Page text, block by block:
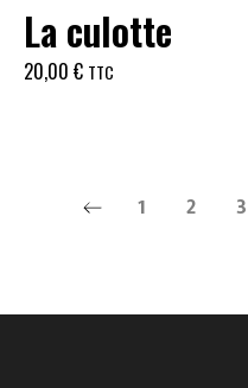
La culotte
20,00 € TTC
1 2 3